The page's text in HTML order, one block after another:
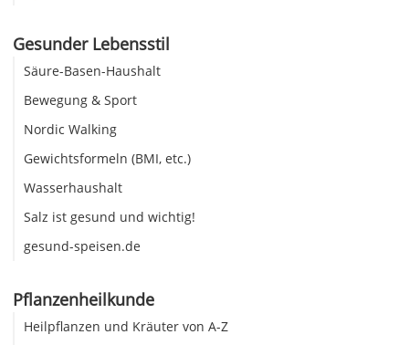
Gesunder Lebensstil
Säure-Basen-Haushalt
Bewegung & Sport
Nordic Walking
Gewichtsformeln (BMI, etc.)
Wasserhaushalt
Salz ist gesund und wichtig!
gesund-speisen.de
Pflanzenheilkunde
Heilpflanzen und Kräuter von A-Z